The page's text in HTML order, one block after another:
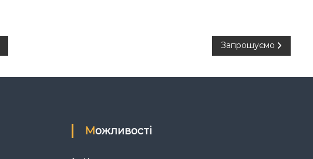
Запрошуємо
Можливості